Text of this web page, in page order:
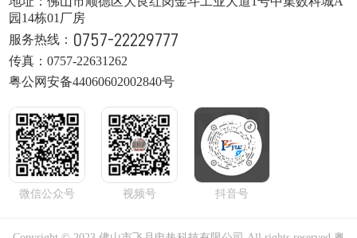
园14栋01厂房
服务热线： 0757-22229777
传真：0757-22631262
粤公网安备44060602002840号
微信公众号 视频号 抖音号